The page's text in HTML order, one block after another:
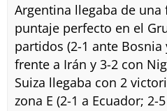
Argentina llegaba de una
puntaje perfecto en el
partidos (2-1 ante Bosnia
frente a Irán y 3-2 con
Suiza llegaba con 2
zona E (2-1 a Ecuador; 2-